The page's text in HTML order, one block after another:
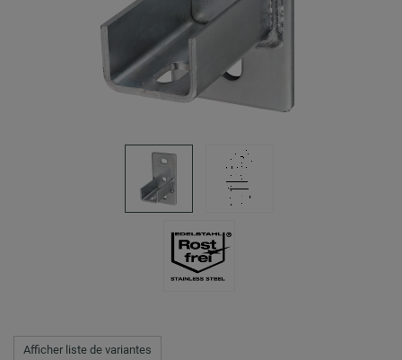
Afficher liste de variantes